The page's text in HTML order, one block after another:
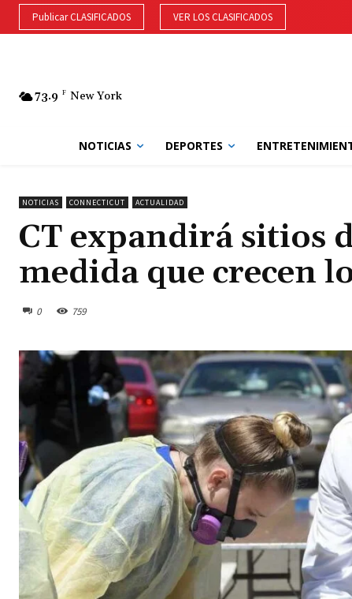
Publicar CLASIFICADOS VER LOS CLASIFICADOS
73.9 F New York
NOTICIAS DEPORTES
NOTICIAS CONNECTICUT ACTUALIDAD
CT expandirá sitios
medida que crecen
0 759